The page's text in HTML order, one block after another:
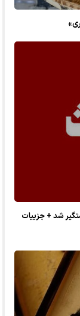
شد + جزییات